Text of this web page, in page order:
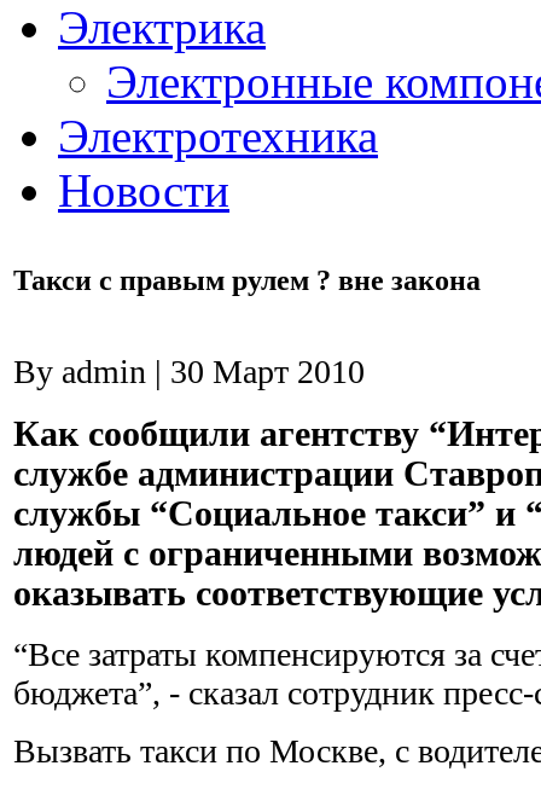
Электрика
Электронные
Электротехника
Новости
Такси с правым рулем ? вне закона
By admin | 30 Март 2010
Как сообщили агентству
службе администрации
службы “Социальное такси” и
людей с ограниченными
оказывать соответствующие
“Все затраты компенсируются за
бюджета”, - сказал сотрудник
Вызвать такси по Москве, с